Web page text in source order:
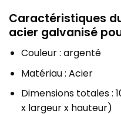
Caractéristiques
acier galvanisé
Couleur : argenté
Matériau : Acier
Dimensions totales :
x largeur x hauteur)